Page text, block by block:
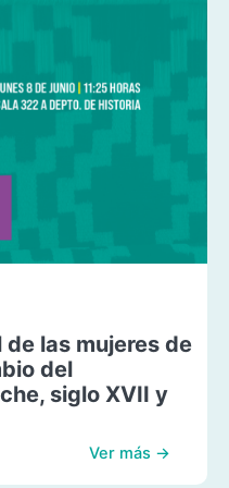
las mujeres de
del
siglo XVII y
Ver más →